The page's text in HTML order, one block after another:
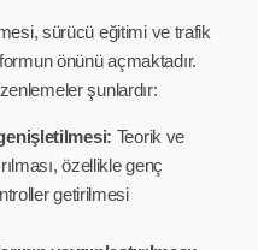
sürücü eğitimi ve trafik
önünü açmaktadır.
şunlardır:
Teorik ve
özellikle genç
getirilmesi